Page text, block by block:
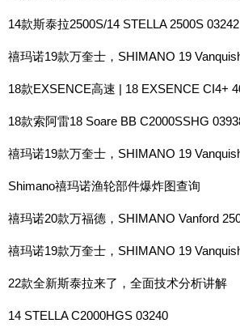
14款斯泰拉2500S/14 STELLA 2500S 03242
禧玛诺19款万奎士，SHIMANO 19
18款EXSENCE高速 | 18 EXSENCE CI4+
18款索阿雷18 Soare BB C2000SSHG
Shimano禧玛诺渔轮部件爆炸图查询
禧玛诺20款万福德，SHIMANO Vanford
禧玛诺19款万奎士，SHIMANO 19
22款全新斯泰拉来了，全面技术分析讲解
14 STELLA C2000HGS 03240